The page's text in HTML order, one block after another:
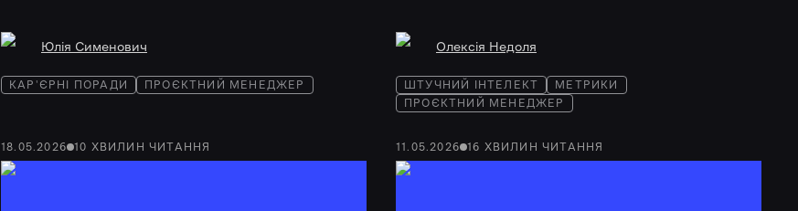
Юлія Сименович
КАР'ЄРНІ ПОРАДИ ПРОЄКТНИЙ МЕНЕДЖЕР
Олексія Недоля
ШТУЧНИЙ ІНТЕЛЕКТ
МЕТРИКИ
ПРОЄКТНИЙ МЕНЕДЖЕР
18.05.2026 10 ХВИЛИН ЧИТАННЯ 11.05.2026 16 ХВИЛИН ЧИТАННЯ